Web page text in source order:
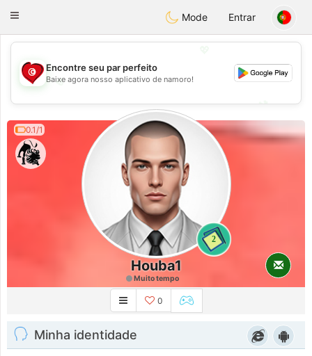
Tunisia Dating
Toggle
Mode Entrar
💖
💕
💕
Encontre seu par perfeito
Baixe agora nosso aplicativo de namoro!
0.1/1
2
Houba1
Muito tempo
0
Minha identidade